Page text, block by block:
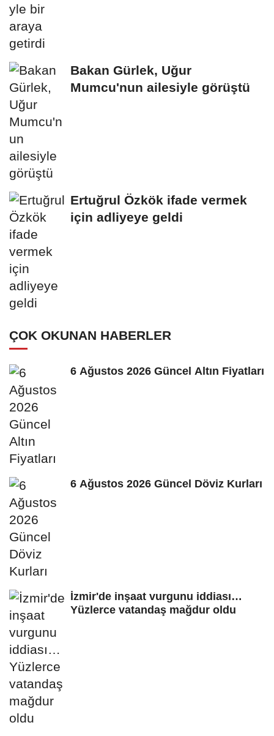
Bakan Gürlek, Uğur
Mumcu'nun ailesiyle görüştü
Ertuğrul Özkök ifade vermek
için adliyeye geldi
ÇOK OKUNAN HABERLER
6 Ağustos 2026 Güncel Altın Fiyatları
6 Ağustos 2026 Güncel Döviz Kurları
İzmir'de inşaat vurgunu iddiası…
Yüzlerce vatandaş mağdur oldu